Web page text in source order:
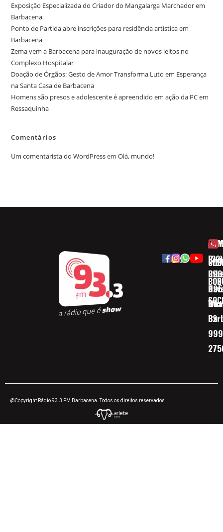
Exposição Especializada do Criador do Mangalarga Marchador em
Barbacena
Ponto de Partida abre inscrições para residência artística em
Barbacena
Zema vem a Barbacena para inauguração de novos leitos no
Complexo Hospitalar
Doação de Órgãos: Gesto de Amor Transforma Luto em Esperança
na Santa Casa de Barbacena
Homens são presos e adolescente é apreendido em ação da PC em
Ressaquinha
Comentários
Um comentarista do WordPressemOlá, mundo!
(32)
32
@Copyright Rádio 93.3 FM Barbacena. Todos os direitos reservados